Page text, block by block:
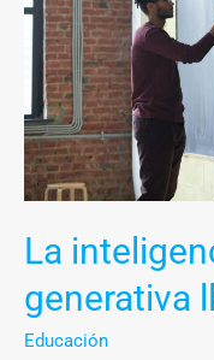
La
generativa
Educación
llegó
a
las
aulas